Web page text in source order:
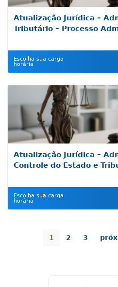
Atualização Jurídica –
Tributário – Processo
Escolha sua carga
horária
Atualização Jurídica –
Controle do Estado e
Escolha sua carga
horária
1 2 3